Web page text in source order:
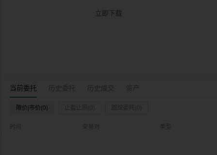
当前委托 历史委托 历史成交 资产
限价|市价(0) 止盈止损(0) 跟踪委托(0)
立即下载